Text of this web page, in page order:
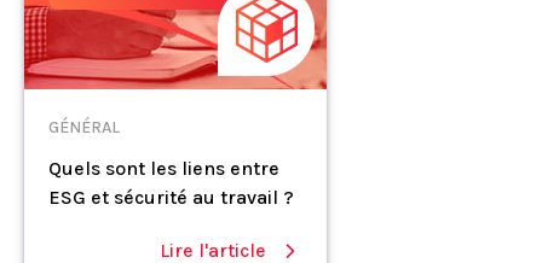
GÉNÉRAL
Quels sont les liens entre
ESG et sécurité au travail ?
Lire l'article